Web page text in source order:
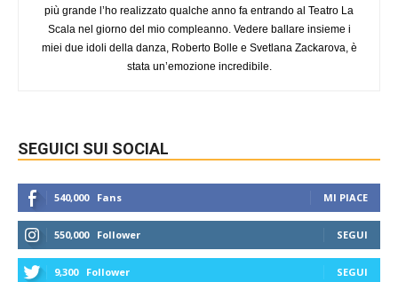
più grande l’ho realizzato qualche anno fa entrando al Teatro La
Scala nel giorno del mio compleanno. Vedere ballare insieme i
miei due idoli della danza, Roberto Bolle e Svetlana Zackarova, è
stata un’emozione incredibile.
SEGUICI SUI SOCIAL
540,000 Fans MI PIACE
550,000 Follower SEGUI
9,300 Follower SEGUI